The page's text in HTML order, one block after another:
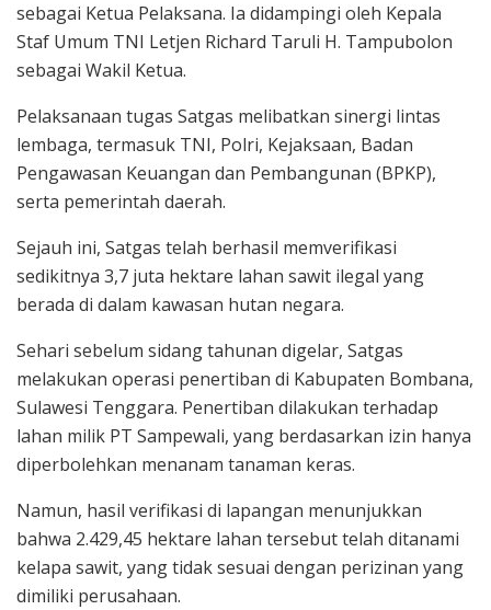
sebagai Ketua Pelaksana. Ia didampingi oleh Kepala
Staf Umum TNI Letjen Richard Taruli H. Tampubolon
sebagai Wakil Ketua.
Pelaksanaan tugas Satgas melibatkan sinergi lintas
lembaga, termasuk TNI, Polri, Kejaksaan, Badan
Pengawasan Keuangan dan Pembangunan (BPKP),
serta pemerintah daerah.
Sejauh ini, Satgas telah berhasil memverifikasi
sedikitnya 3,7 juta hektare lahan sawit ilegal yang
berada di dalam kawasan hutan negara.
Sehari sebelum sidang tahunan digelar, Satgas
melakukan operasi penertiban di Kabupaten Bombana,
Sulawesi Tenggara. Penertiban dilakukan terhadap
lahan milik PT Sampewali, yang berdasarkan izin hanya
diperbolehkan menanam tanaman keras.
Namun, hasil verifikasi di lapangan menunjukkan
bahwa 2.429,45 hektare lahan tersebut telah ditanami
kelapa sawit, yang tidak sesuai dengan perizinan yang
dimiliki perusahaan.